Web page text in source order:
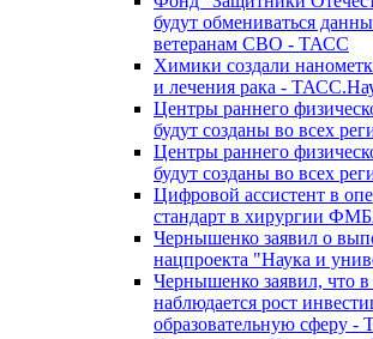
будут обмениваться
ветеранам СВО - ТАСС
Химики создали
и лечения рака -
Центры раннего
будут созданы во всех
Центры раннего
будут созданы во всех
Цифровой ассистент в
стандарт в хирургии
Чернышенко заявил о
нацпроекта "Наука и
Чернышенко заявил, что в
наблюдается рост
образовательную сферу -